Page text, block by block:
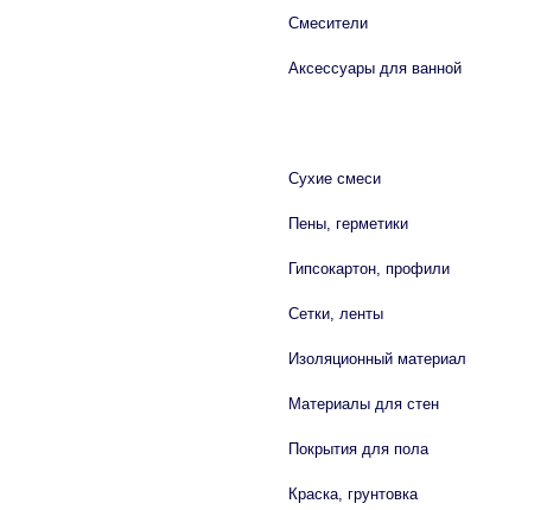
Смесители
Аксессуары для ванной
Сухие смеси
Пены, герметики
Гипсокартон, профили
Сетки, ленты
Изоляционный материал
Материалы для стен
Покрытия для пола
Краска, грунтовка